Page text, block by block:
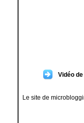
Vidéo
Le site de